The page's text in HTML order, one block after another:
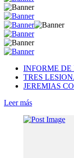
INFORME
TRES
JEREMIAS
Leer más